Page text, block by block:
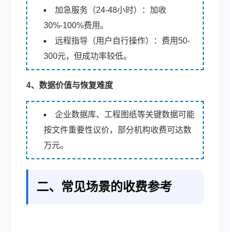
加急服务（24-48小时）：加收
30%-100%费用。
远程指导（用户自行操作）：费用50-
300元，但成功率较低。
4、数据价值与恢复难度
企业数据库、工程图纸等关键数据可能
按文件重要性议价，部分机构收费可达数
万元。
二、常见场景的收费参考